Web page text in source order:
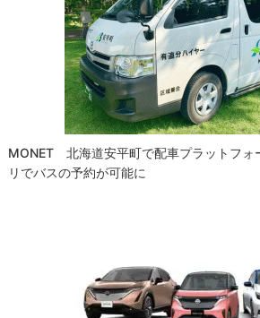
MONET 北海道安平町で配車プラットフォ
リでバスの予約が可能に